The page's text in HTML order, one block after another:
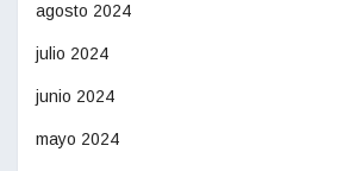
agosto 2024
julio 2024
junio 2024
mayo 2024